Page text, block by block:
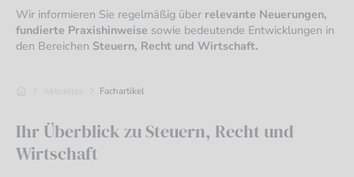
Wir informieren Sie regelmäßig über relevante Neuerungen,
fundierte Praxishinweise sowie bedeutende Entwicklungen in
den Bereichen Steuern, Recht und Wirtschaft.
Fachartikel
Ihr Überblick zu Steuern, Recht und
Wirtschaft